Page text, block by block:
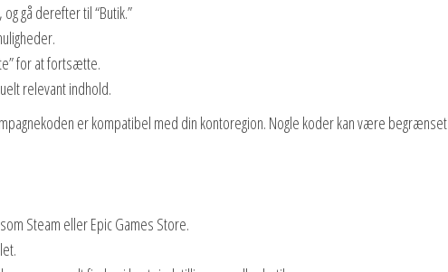
gå derefter til “Butik.”
for at fortsætte.
relevant indhold.
er kompatibel med din kontoregion. Nogle koder kan være begrænset
Steam eller Epic Games Store.